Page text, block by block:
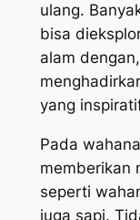
ulang.
bisa
alam
yang
Pada
memberikan
seperti
juga sapi.